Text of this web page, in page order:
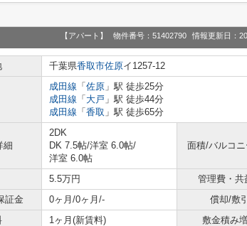
【アパート】 物件番号：51402790 情報更新日：
千葉県香取市佐原イ1257-12
成田線 「 佐原 」駅 徒歩25分
成田線 「 大戸 」駅 徒歩44分
成田線 「 香取 」駅 徒歩65分
細
2DK
DK 7.5帖/洋室 6.0帖/
洋室 6.0帖
面積/バルコ
5.5万円
管理費・共
証金
0ヶ月/0ヶ月/-
償却/敷
1ヶ月(新賃料) 敷金積み